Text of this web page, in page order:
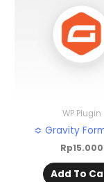
WP Plugin
≎ Gravity
Rp15.000
Add To